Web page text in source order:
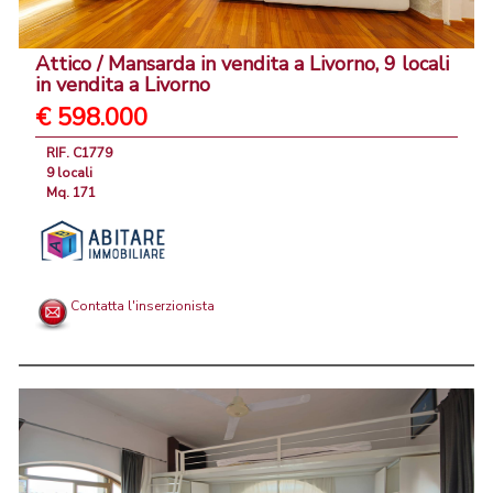
Attico / Mansarda in vendita a Livorno, 9 locali
in vendita a Livorno
€ 598.000
RIF. C1779
9 locali
Mq. 171
Contatta l'inserzionista